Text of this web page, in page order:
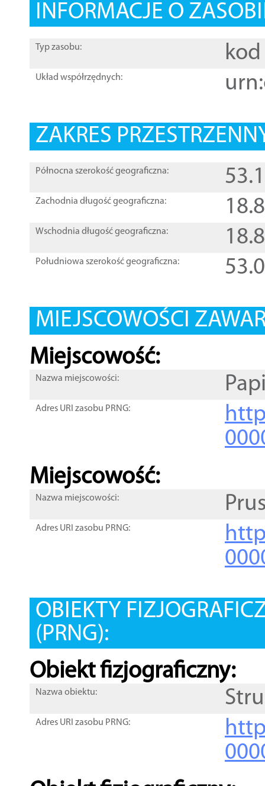
INFORMACJE O
Typ zasobu: kod
Układ współrzędnych:
ZAKRES
Północna szerokość geograficzna:
Zachodnia długość geograficzna:
Wschodnia długość geograficzna:
Południowa szerokość geograficzna:
MIEJSCOWOŚCI
Miejscowość:
Nazwa miejscowości:
Adres URI zasobu PRNG:
Miejscowość:
Nazwa miejscowości:
Adres URI zasobu PRNG:
OBIEKTY
(PRNG):
Obiekt fizjograficzny:
Nazwa obiektu:
Adres URI zasobu PRNG: